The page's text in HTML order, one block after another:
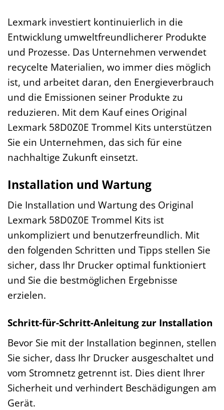
Lexmark investiert kontinuierlich in die
Entwicklung umweltfreundlicherer Produkte
und Prozesse. Das Unternehmen verwendet
recycelte Materialien, wo immer dies möglich
ist, und arbeitet daran, den Energieverbrauch
und die Emissionen seiner Produkte zu
reduzieren. Mit dem Kauf eines Original
Lexmark 58D0Z0E Trommel Kits unterstützen
Sie ein Unternehmen, das sich für eine
nachhaltige Zukunft einsetzt.
Installation und Wartung
Die Installation und Wartung des Original
Lexmark 58D0Z0E Trommel Kits ist
unkompliziert und benutzerfreundlich. Mit
den folgenden Schritten und Tipps stellen Sie
sicher, dass Ihr Drucker optimal funktioniert
und Sie die bestmöglichen Ergebnisse
erzielen.
Schritt-für-Schritt-Anleitung zur Installation
Bevor Sie mit der Installation beginnen, stellen
Sie sicher, dass Ihr Drucker ausgeschaltet und
vom Stromnetz getrennt ist. Dies dient Ihrer
Sicherheit und verhindert Beschädigungen am
Gerät.